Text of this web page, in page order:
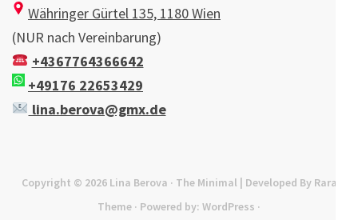
Währinger Gürtel 135, 1180 Wien
(NUR nach Vereinbarung)
+4367764366642
+49176 22653429
lina.berova@gmx.de
Copyright © 2026 Lina Berova · The Minimal | Developed By Rara
Theme · Powered by: WordPress ·